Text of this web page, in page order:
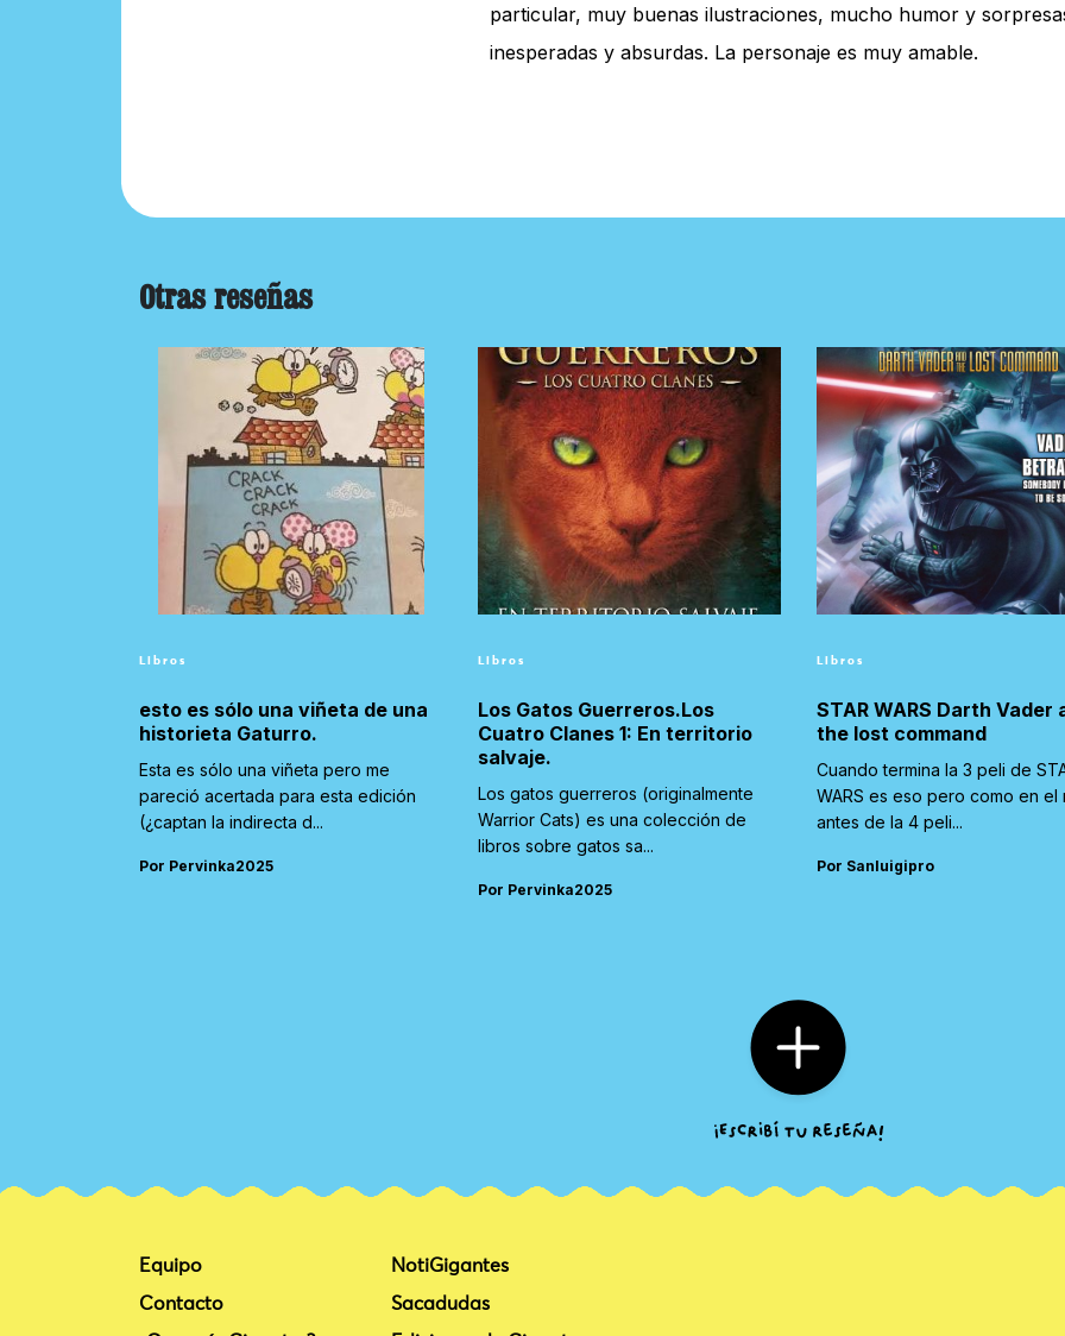
particular, muy buenas ilustraciones, mucho humor y
inesperadas y absurdas. La personaje es muy amable.
Otras reseñas
Libros
esto es sólo una viñeta de una
historieta Gaturro.
Esta es sólo una viñeta pero me
pareció acertada para esta edición
(¿captan la indirecta d...
Por Pervinka2025
Libros
Los Gatos Guerreros.Los
Cuatro Clanes 1: En territorio
salvaje.
Los gatos guerreros (originalmente
Warrior Cats) es una colección de
libros sobre gatos sa...
Por Pervinka2025
Libros
STAR WARS Darth Vader
the lost command
Cuando termina la 3 peli de
WARS es eso pero como en el
antes de la 4 peli...
Por Sanluigipro
Equipo
Contacto
NotiGigantes
Sacadudas